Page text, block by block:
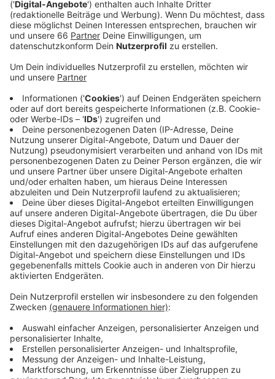
Veröffentlicht:Dienstag, 04.07.2023 15:26
Anzeige
Hertha BSC zum Topspiel am Samstagabend, den 29.
Juli, um 20:30 Uhr.
Die erste Auswärtspartie beim FC St. Pauli findet
ebenfalls an einem Samstag statt. Dann aber bereits
um 13 Uhr. Die zeitgenauen Terminierungen der
Spieltage 3 bis 10 werden in der kommenden Woche
erwartet.
Anzeige
Weitere Infos und Links zum Thema
Der Mitglieder-Vorverkauf für die Partie gegen Berlin
startet am Mittwoch, 12. Juli, ab 16:00 Uhr, der freie
Vorverkauf am Freitag, 14. Juli, ab 10:00 Uhr.